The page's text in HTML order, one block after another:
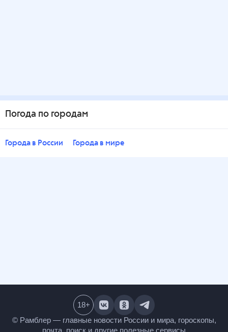
Погода по городам
Города в России Города в мире
© Рамблер — главные новости России и мира,
18+